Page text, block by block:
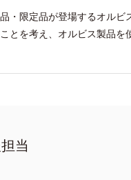
・限定品が登場するオル
とを考え、オルビス製品
当